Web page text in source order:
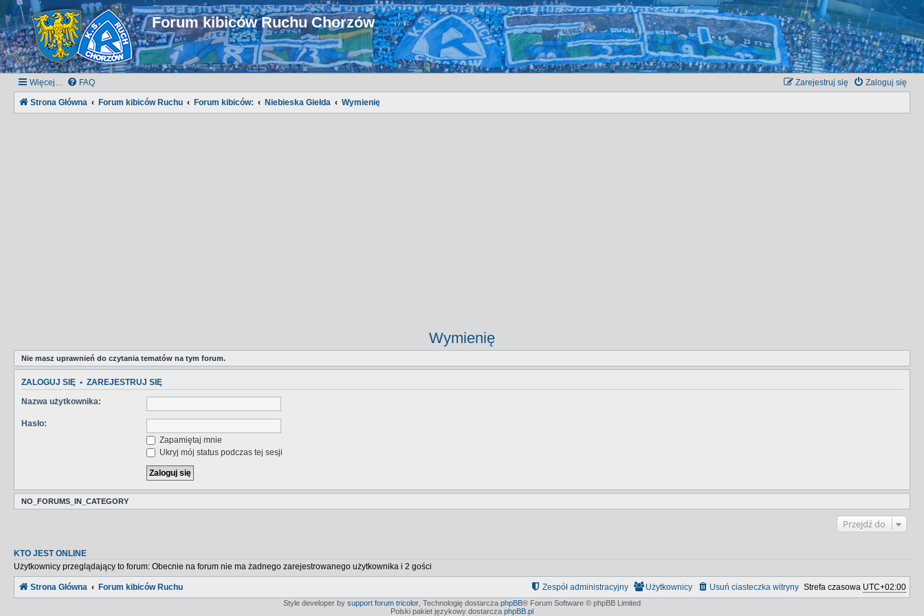
Forum kibiców Ruchu Chorzów
Więcej… FAQ Zaloguj się
Zarejestruj się
Strona Główna Forum kibiców Ruchu Forum kibiców: Niebieska Giełda Wymienię
Wymienię
Nie masz uprawnień do czytania tematów na tym forum.
ZALOGUJ SIĘ • ZAREJESTRUJ SIĘ
Nazwa użytkownika:
Hasło:
Zapamiętaj mnie
Ukryj mój status podczas tej sesji
NO_FORUMS_IN_CATEGORY
Przejdź do
KTO JEST ONLINE
Użytkownicy przeglądający to forum: Obecnie na forum nie ma żadnego zarejestrowanego użytkownika i 2 gości
Strona Główna Forum kibiców Ruchu Strefa czasowa UTC+02:00
Usuń ciasteczka witryny
Użytkownicy
Zespół administracyjny
Style developer by support forum tricolor Technologię dostarcza phpBB® Forum Software © phpBB Limited
Polski pakiet językowy dostarcza phpBB.pl